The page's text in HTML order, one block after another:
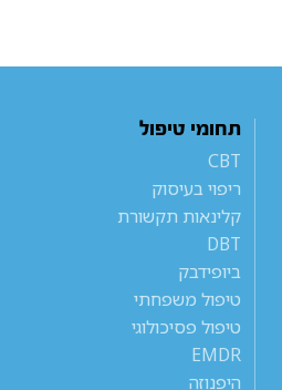
תחומי טיפול
CBT
ריפוי בעיסוק
קלינאות תקשורת
DBT
ביופידבק
טיפול משפחתי
טיפול פסיכולוגי
EMDR
היפנוזה